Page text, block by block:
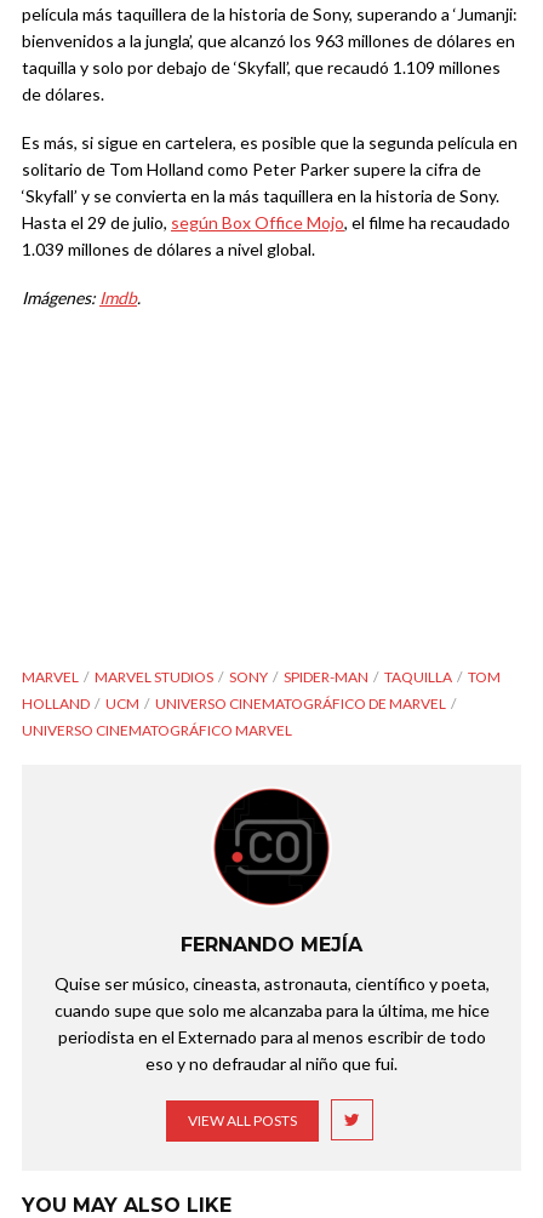
película más taquillera de la historia de Sony, superando a ‘Jumanji:
bienvenidos a la jungla’, que alcanzó los 963 millones de dólares en
taquilla y solo por debajo de ‘Skyfall’, que recaudó 1.109 millones
de dólares.
Es más, si sigue en cartelera, es posible que la segunda película en
solitario de Tom Holland como Peter Parker supere la cifra de
‘Skyfall’ y se convierta en la más taquillera en la historia de Sony.
Hasta el 29 de julio, según Box Office Mojo, el filme ha recaudado
1.039 millones de dólares a nivel global.
Imágenes: Imdb.
MARVEL MARVEL STUDIOS SONY SPIDER-MAN TAQUILLA
TOM
HOLLAND
UCM
UNIVERSO CINEMATOGRÁFICO DE MARVEL
UNIVERSO CINEMATOGRÁFICO MARVEL
FERNANDO MEJÍA
Quise ser músico, cineasta, astronauta, científico y poeta,
cuando supe que solo me alcanzaba para la última, me hice
periodista en el Externado para al menos escribir de todo
eso y no defraudar al niño que fui.
VIEW ALL POSTS
YOU MAY ALSO LIKE